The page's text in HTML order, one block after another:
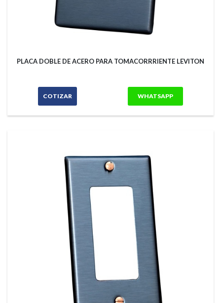
PLACA DOBLE DE ACERO PARA TOMACORRRIENTE LEVITON
COTIZAR WHATSAPP